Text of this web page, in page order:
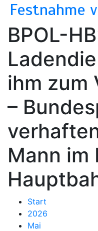
Festnahme
BPOL-
ihm zum
–
Mann im
Start
2026
Mai